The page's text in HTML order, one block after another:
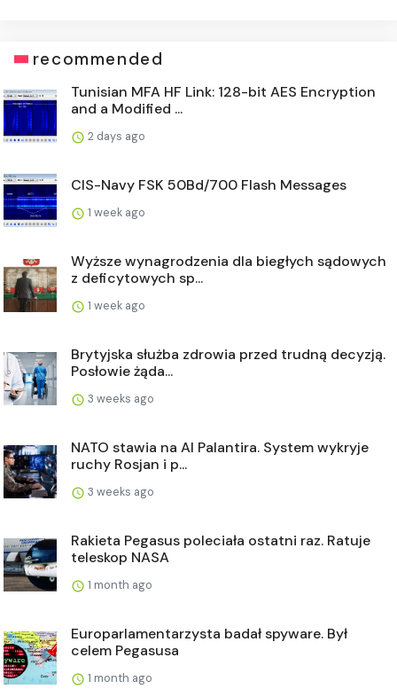
recommended
Tunisian MFA HF Link: 128-bit AES Encryption
and a Modified ...
2 days ago
CIS-Navy FSK 50Bd/700 Flash Messages
1 week ago
Wyższe wynagrodzenia dla biegłych sądowych
z deficytowych sp...
1 week ago
Brytyjska służba zdrowia przed trudną decyzją.
Posłowie żąda...
3 weeks ago
NATO stawia na AI Palantira. System wykryje
ruchy Rosjan i p...
3 weeks ago
Rakieta Pegasus poleciała ostatni raz. Ratuje
teleskop NASA
1 month ago
Europarlamentarzysta badał spyware. Był
celem Pegasusa
1 month ago